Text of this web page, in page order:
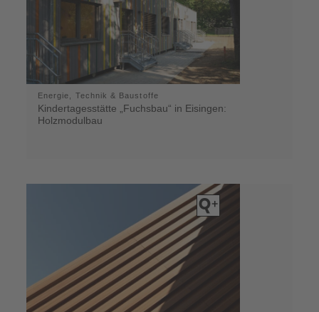
Energie, Technik & Baustoffe
Kindertagesstätte „Fuchsbau“ in Eisingen:
Holzmodulbau